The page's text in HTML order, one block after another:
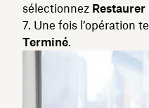
sélectionnez
Une fois l’opération
Terminé.